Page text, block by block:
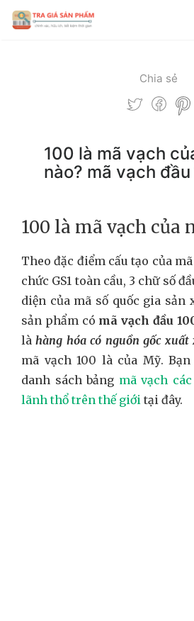
Chia sẻ
100 là mã vạch
nào? mã vạch
100 là mã vạch của
Theo đặc điểm cấu tạo của
chức GS1 toàn cầu, 3 chữ số
diện của mã số quốc gia sản
sản phẩm có mã vạch đầu
làhàng hóa có nguồn gốc
mã vạch 100 là của Mỹ.
danh sách bảng mã vạch
lãnh thổ trên thế giới tại đây.